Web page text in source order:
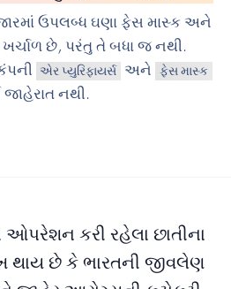
ઉપલબ્ધ ઘણા ફેસ માસ્ક અને
છે, પરંતુ તે બધા જ નથી.
એર પ્યુરિફાયર્સ અને ફેસ માસ્ક
નથી.
ઓપરેશન કરી રહેલા છાતીના
થાય છે કે ભારતની જીવલેણ